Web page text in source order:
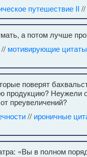
путешествие II //
а потом лучше
// мотивирующие цитаты
поверят
продукцию? Неужели
преувеличений?
// ироничные
«Вы в полном